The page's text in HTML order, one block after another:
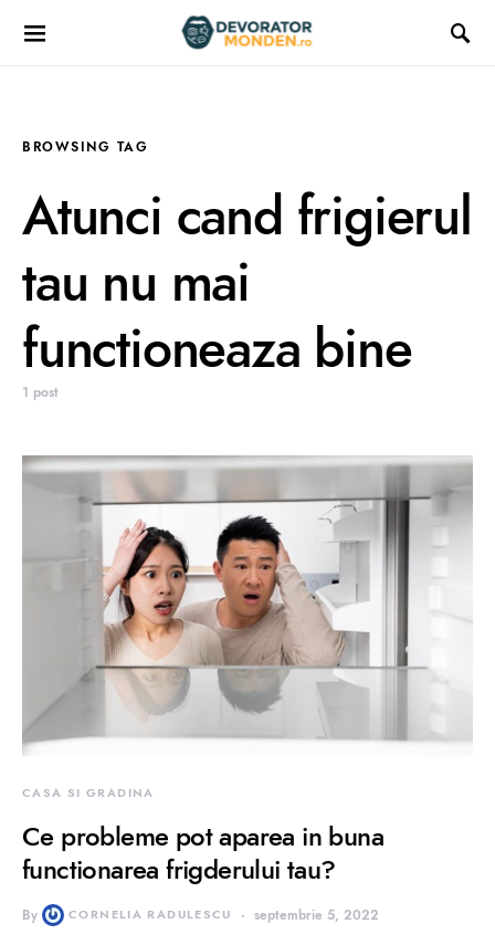
BROWSING TAG
Atunci cand frigierul
tau nu mai
functioneaza bine
1 post
CASA SI GRADINA
Ce probleme pot aparea in buna
functionarea frigderului tau?
By CORNELIA RADULESCU septembrie 5, 2022